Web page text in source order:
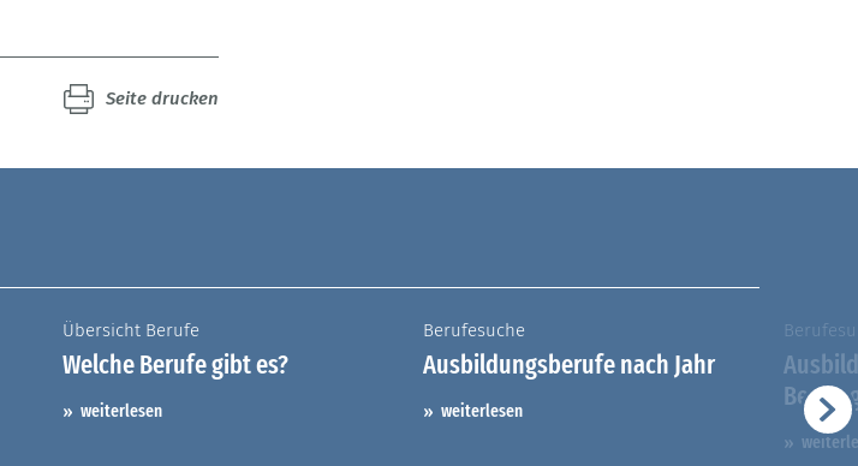
Seite drucken
Übersicht Berufe
Welche Berufe gibt es?
weiterlesen
Berufesuche
Ausbildungsberufe nach Jahr
weiterlesen